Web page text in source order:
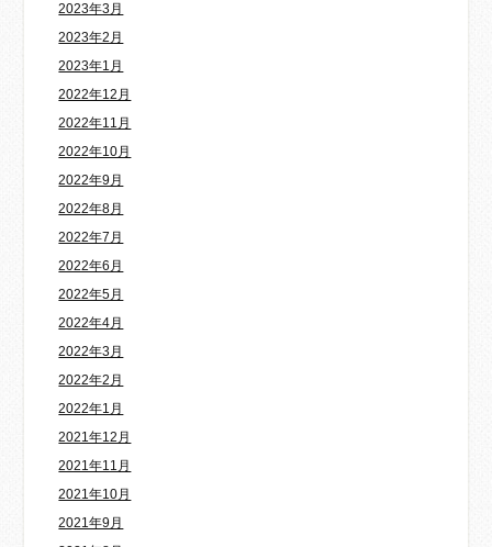
2023年3月
2023年2月
2023年1月
2022年12月
2022年11月
2022年10月
2022年9月
2022年8月
2022年7月
2022年6月
2022年5月
2022年4月
2022年3月
2022年2月
2022年1月
2021年12月
2021年11月
2021年10月
2021年9月